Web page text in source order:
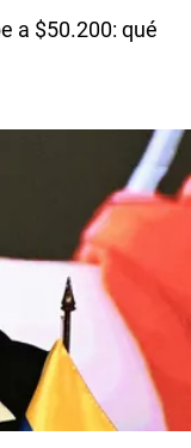
a $50.200: qué